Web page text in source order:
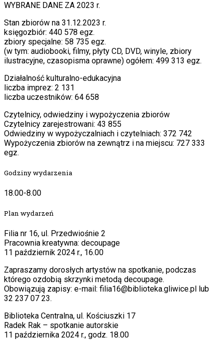
WYBRANE DANE ZA 2023 r.
Stan zbiorów na 31.12.2023 r.
księgozbiór: 440 578 egz.
zbiory specjalne: 58 735 egz.
(w tym: audiobooki, filmy, płyty CD, DVD, winyle, zbiory
ilustracyjne, czasopisma oprawne) ogółem: 499 313 egz.
Działalność kulturalno-edukacyjna
liczba imprez: 2 131
liczba uczestników: 64 658
Czytelnicy, odwiedziny i wypożyczenia zbiorów
Czytelnicy zarejestrowani: 43 855
Odwiedziny w wypożyczalniach i czytelniach: 372 742
Wypożyczenia zbiorów na zewnątrz i na miejscu: 727 333
egz.
Godziny wydarzenia
18.00-8.00
Plan wydarzeń
Filia nr 16, ul. Przedwiośnie 2
Pracownia kreatywna: decoupage
11 październik 2024 r., 16.00
Zapraszamy dorosłych artystów na spotkanie, podczas
którego ozdobią skrzynki metodą decoupage.
Obowiązują zapisy: e-mail: filia16@biblioteka.gliwice.pl lub
32 237 07 23.
Biblioteka Centralna, ul. Kościuszki 17
Radek Rak – spotkanie autorskie
11 października 2024 r., godz. 18.00